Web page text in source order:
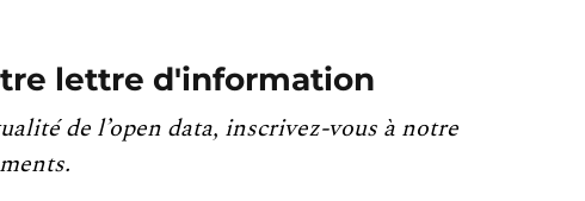
lettre d'information
de l’open data, inscrivez-vous à notre